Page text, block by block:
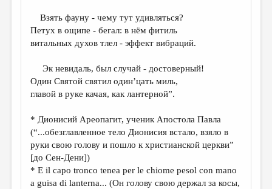
КУЛЬТУРОВЕДЕНИЕ
ПУБЛИЦИСТИКА
РЕЦЕНЗИРОВАНИЕ
ЦИКЛЫ ПУБЛИКАЦИЙ
ТРЕДИАКОВСКИЙ
МЕДИА
ВКОНТАКТЕ
Взять фауну - чему тут удивляться?
Петух в ощипе - бегал: в нём фитиль
витальных духов тлел - эффект вибраций.
Эк невидаль, был случай - достоверный!
Один Святой святил один’цать миль,
главой в руке качая, как лантерной”.
* Дионисий Ареопагит, ученик Апостола Павла
(“...обезглавленное тело Дионисия встало, взяло в
руки свою голову и пошло к христианской церкви”
[до Сен-Дени])
* E il capo tronco tenea per le chiome pesol con mano
a guisa di lanterna... (Он голову свою держал за косы,